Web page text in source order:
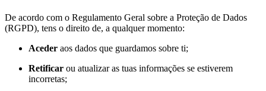
De acordo com o Regulamento Geral sobre a Proteção de Dados
(RGPD), tens o direito de, a qualquer momento:
Aceder aos dados que guardamos sobre ti;
Retificar ou atualizar as tuas informações se estiverem
incorretas;